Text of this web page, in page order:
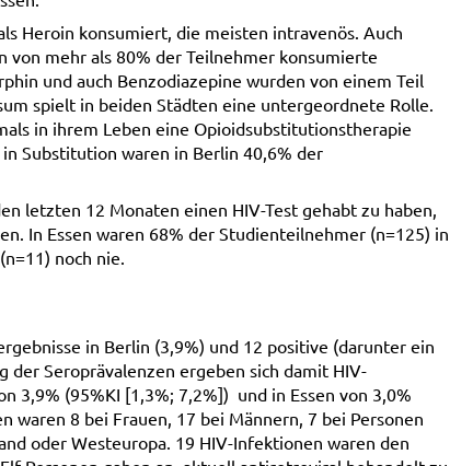
Heroin konsumiert, die meisten intravenös. Auch
von mehr als 80% der Teilnehmer konsumierte
und auch Benzodiazepine wurden von einem Teil
spielt in beiden Städten eine untergeordnete Rolle.
in ihrem Leben eine Opioidsubstitutionstherapie
Substitution waren in Berlin 40,6% der
letzten 12 Monaten einen HIV-Test gehabt zu haben,
In Essen waren 68% der Studienteilnehmer (n=125) in
noch nie.
in Berlin (3,9%) und 12 positive (darunter ein
der Seroprävalenzen ergeben sich damit HIV-
3,9% (95%KI [1,3%; 7,2%]) und in Essen von 3,0%
waren 8 bei Frauen, 17 bei Männern, 7 bei Personen
oder Westeuropa. 19 HIV-Infektionen waren den